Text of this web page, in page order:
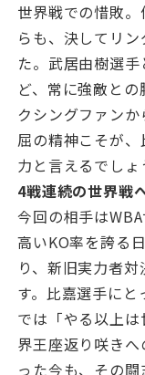
世界戦での惜敗
らも、決してリ
た。武居由樹選
ど、常に強敵と
クシングファン
屈の精神こそが
力と言えるでしょ
4戦連続の世界戦
今回の相手は
高いKO率を誇る
り、新旧実力者
す。比嘉選手に
では「やる以上
界王座返り咲き
った今も、その闘